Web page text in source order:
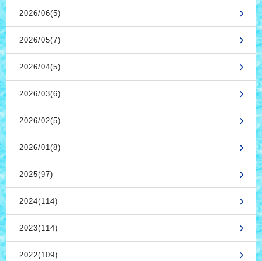
2026/06(5)
2026/05(7)
2026/04(5)
2026/03(6)
2026/02(5)
2026/01(8)
2025(97)
2024(114)
2023(114)
2022(109)